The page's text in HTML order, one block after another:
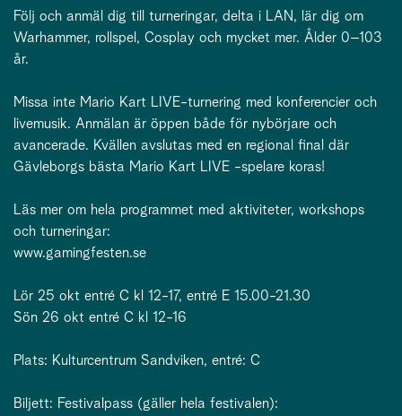
Följ och anmäl dig till turneringar, delta i LAN, lär dig om
Warhammer, rollspel, Cosplay och mycket mer. Ålder 0–103
år.
Missa inte Mario Kart LIVE-turnering med konferencier och
livemusik. Anmälan är öppen både för nybörjare och
avancerade. Kvällen avslutas med en regional final där
Gävleborgs bästa Mario Kart LIVE -spelare koras!
Läs mer om hela programmet med aktiviteter, workshops
och turneringar:
www.gamingfesten.se
Lör 25 okt entré C kl 12-17, entré E 15.00-21.30
Sön 26 okt entré C kl 12-16
Plats: Kulturcentrum Sandviken, entré: C
Biljett: Festivalpass (gäller hela festivalen):